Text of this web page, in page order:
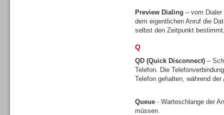
Preview Dialing – vom Dialer
dem eigentlichen Anruf die
selbst den Zeitpunkt
Q
QD (Quick Disconnect) –
Telefon. Die
Telefon gehalten, während
Queue - Warteschlange der
müssen.